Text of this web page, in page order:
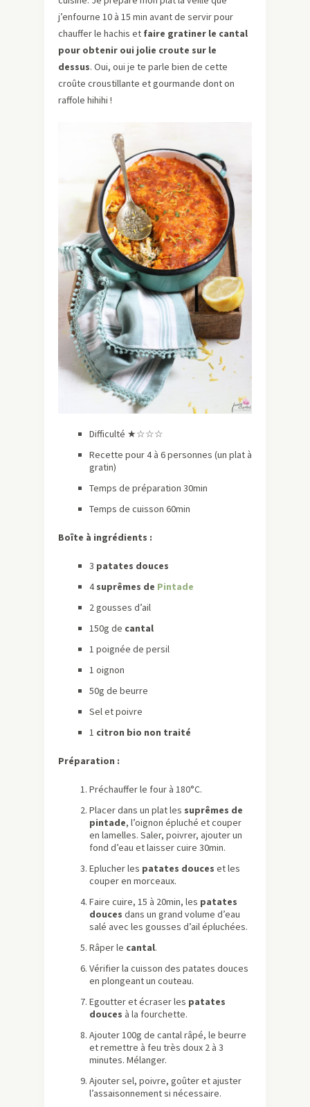
j’enfourne 10 à 15 min avant de servir pour
chauffer le hachis et faire gratiner le cantal
pour obtenir oui jolie croute sur le
dessus. Oui, oui je te parle bien de cette
croûte croustillante et gourmande dont on
raffole hihihi !
Difficulté ★☆☆☆
Recette pour 4 à 6 personnes (un plat à
gratin)
Temps de préparation 30min
Temps de cuisson 60min
Boîte à ingrédients :
3 patates douces
4suprêmes de Pintade
2 gousses d’ail
150g de cantal
1 poignée de persil
1 oignon
50g de beurre
Sel et poivre
1 citron bio non traité
Préparation :
Préchauffer le four à 180°C.
Placer dans un plat les suprêmes de
pintade, l’oignon épluché et couper
en lamelles. Saler, poivrer, ajouter un
fond d’eau et laisser cuire 30min.
Eplucher les patates douces et les
couper en morceaux.
Faire cuire, 15 à 20min, les patates
douces dans un grand volume d’eau
salé avec les gousses d’ail épluchées.
Râper le cantal.
Vérifier la cuisson des patates douces
en plongeant un couteau.
Egoutter et écraser les patates
douces à la fourchette.
Ajouter 100g de cantal râpé, le beurre
et remettre à feu très doux 2 à 3
minutes. Mélanger.
Ajouter sel, poivre, goûter et ajuster
l’assaisonnement si nécessaire.